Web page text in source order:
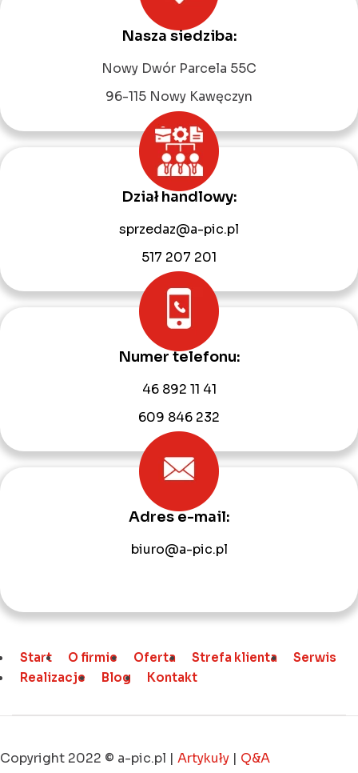
Nasza siedziba:
Nowy Dwór Parcela 55C
96-115 Nowy Kawęczyn
Dział handlowy:
sprzedaz@a-pic.pl
517 207 201
Numer telefonu:
46 892 11 41
609 846 232
Adres e-mail:
biuro@a-pic.pl
Start O firmie Oferta Strefa klienta
Serwis
Realizacje
Blog Kontakt
Copyright 2022 © a-pic.pl | Artykuły | Q&A